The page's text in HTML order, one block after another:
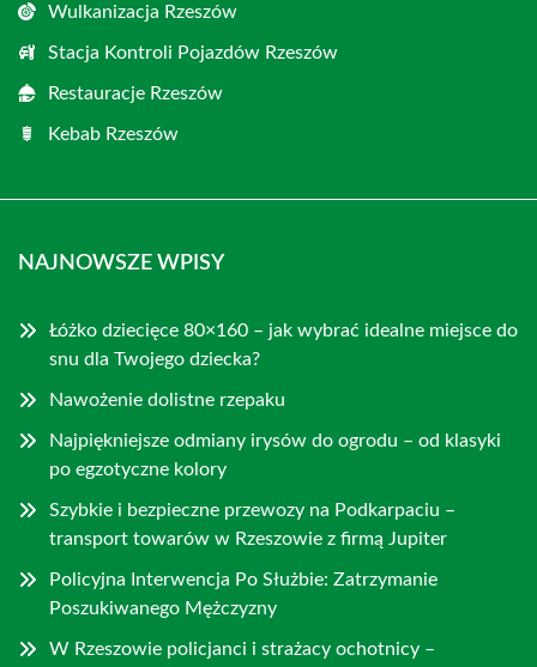
Wulkanizacja Rzeszów
Stacja Kontroli Pojazdów Rzeszów
Restauracje Rzeszów
Kebab Rzeszów
NAJNOWSZE WPISY
Łóżko dziecięce 80×160 – jak wybrać idealne miejsce do
snu dla Twojego dziecka?
Nawożenie dolistne rzepaku
Najpiękniejsze odmiany irysów do ogrodu – od klasyki
po egzotyczne kolory
Szybkie i bezpieczne przewozy na Podkarpaciu –
transport towarów w Rzeszowie z firmą Jupiter
Policyjna Interwencja Po Służbie: Zatrzymanie
Poszukiwanego Mężczyzny
W Rzeszowie policjanci i strażacy ochotnicy –